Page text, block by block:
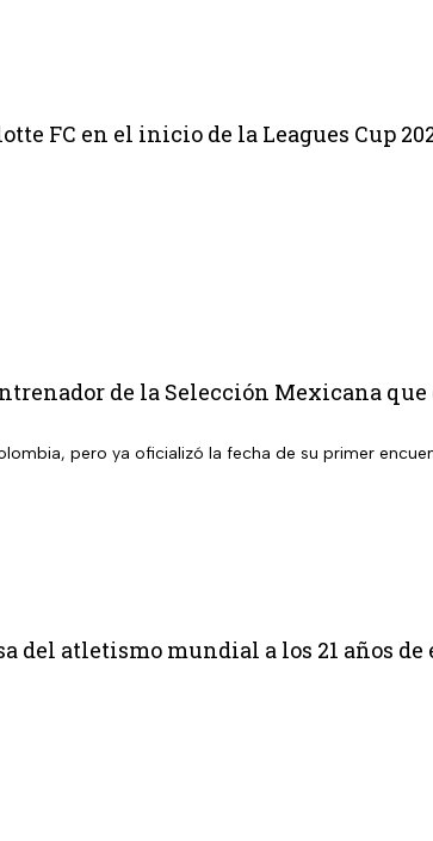
FC en el inicio de la Leagues Cup
de la Selección Mexicana
pero ya oficializó la fecha de su primer
del atletismo mundial a los 21 años de